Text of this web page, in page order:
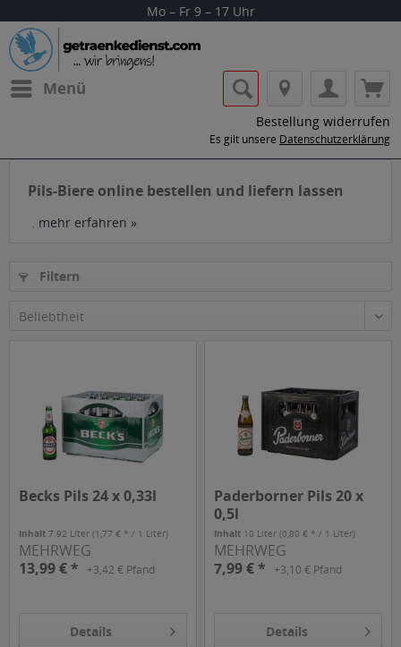
Mo – Fr 9 – 17 Uhr
Menü
Bestellung widerrufen
Es gilt unsere Datenschutzerklärung
Pils-Biere online bestellen und liefern lassen
. mehr erfahren »
Filtern
Becks Pils 24 x 0,33l
Inhalt7.92 Liter(1,77 € * / 1 Liter)
MEHRWEG
13,99 € *
+3,42 € Pfand
Details
Paderborner Pils 20 x
0,5l
Inhalt 10 Liter(0,80 € * / 1 Liter)
MEHRWEG
7,99 € *
+3,10 € Pfand
Details